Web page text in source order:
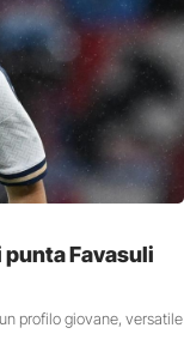
Favasuli
profilo giovane, versatile